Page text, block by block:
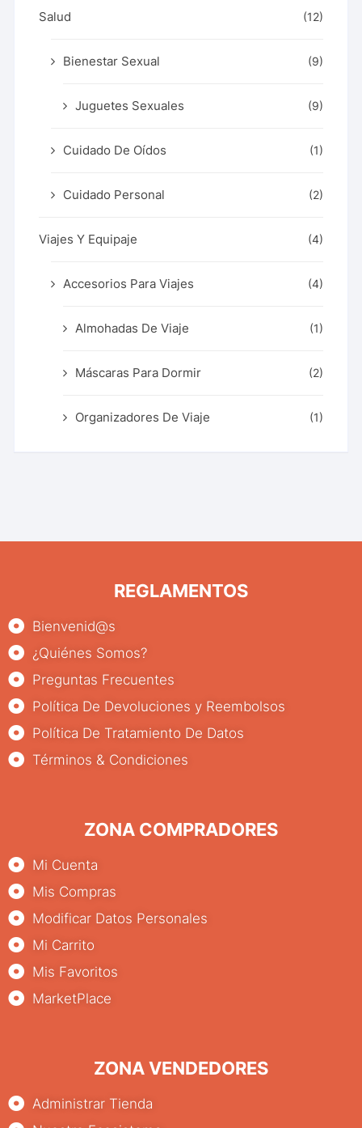
Salud (12)
Bienestar Sexual (9)
Juguetes Sexuales (9)
Cuidado De Oídos (1)
Cuidado Personal (2)
Viajes Y Equipaje (4)
Accesorios Para Viajes (4)
Almohadas De Viaje (1)
Máscaras Para Dormir (2)
Organizadores De Viaje (1)
REGLAMENTOS
Bienvenid@s
¿Quiénes Somos?
Preguntas Frecuentes
Política De Devoluciones y Reembolsos
Política De Tratamiento De Datos
Términos & Condiciones
ZONA COMPRADORES
Mi Cuenta
Mis Compras
Modificar Datos Personales
Mi Carrito
Mis Favoritos
MarketPlace
ZONA VENDEDORES
Administrar Tienda